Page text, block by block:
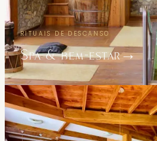
RITUAIS DE DESCANSO
Spa & bem-estar→